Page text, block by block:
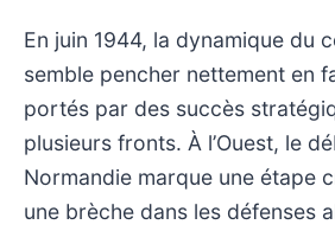
En juin 1944, la dynamique du
semble pencher nettement en
portés par des succès
plusieurs fronts. À l’Ouest, le
Normandie marque une étape
une brèche dans les défenses